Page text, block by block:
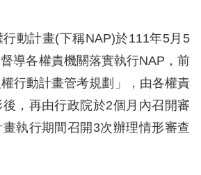
動計畫(下稱NAP)於111年5月5
導各權責機關落實執行NAP，前
行動計畫管考規劃」，由各權責
，再由行政院於2個月內召開審
執行期間召開3次辦理情形審查